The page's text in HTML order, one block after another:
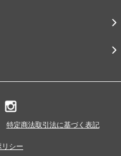
特定商法取引法に基づく表記
シー